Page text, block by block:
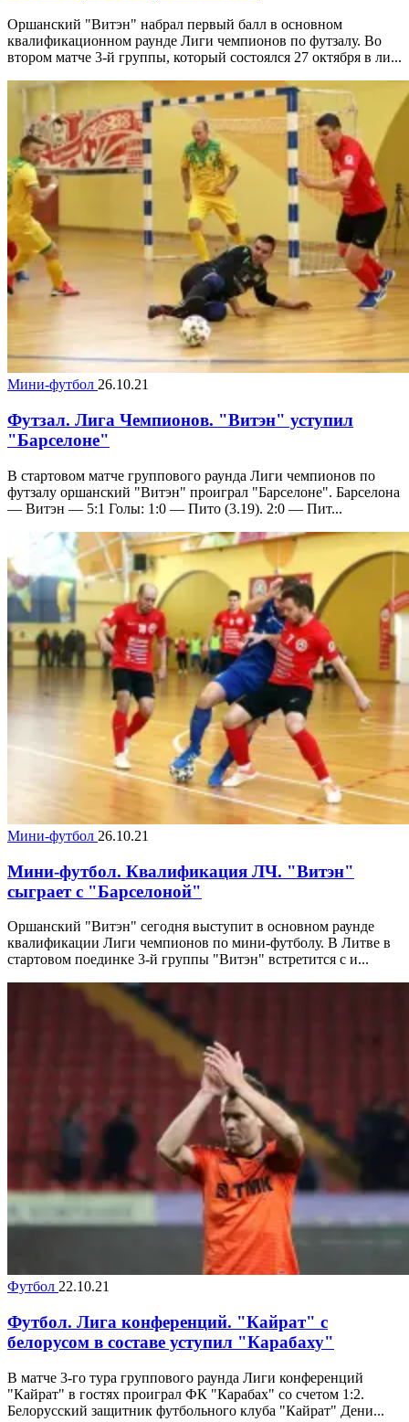
Оршанский "Витэн" набрал первый балл в основном
квалификационном раунде Лиги чемпионов по футзалу. Во
втором матче 3-й группы, который состоялся 27 октября в ли...
Мини-футбол 26.10.21
Футзал. Лига Чемпионов. "Витэн" уступил
"Барселоне"
В стартовом матче группового раунда Лиги чемпионов по
футзалу оршанский "Витэн" проиграл "Барселоне". Барселона
— Витэн — 5:1 Голы: 1:0 — Пито (3.19). 2:0 — Пит...
Мини-футбол 26.10.21
Мини-футбол. Квалификация ЛЧ. "Витэн"
сыграет с "Барселоной"
Оршанский "Витэн" сегодня выступит в основном раунде
квалификации Лиги чемпионов по мини-футболу. В Литве в
стартовом поединке 3-й группы "Витэн" встретится с и...
Футбол 22.10.21
Футбол. Лига конференций. "Кайрат" с
белорусом в составе уступил "Карабаху"
В матче 3-го тура группового раунда Лиги конференций
"Кайрат" в гостях проиграл ФК "Карабах" со счетом 1:2.
Белорусский защитник футбольного клуба "Кайрат" Дени...